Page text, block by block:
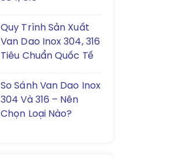
Quy Trình Sản Xuất
Van Dao Inox 304, 316
Tiêu Chuẩn Quốc Tế
So Sánh Van Dao Inox
304 Và 316 – Nên
Chọn Loại Nào?